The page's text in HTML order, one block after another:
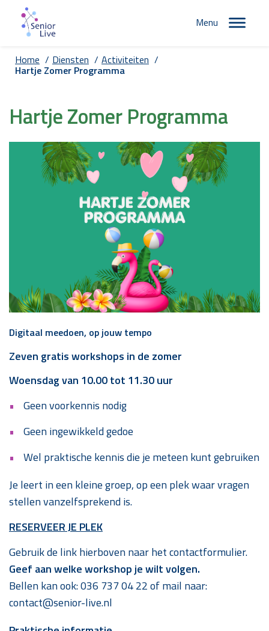
Menu
Home / Diensten / Activiteiten /
Hartje Zomer Programma
Hartje Zomer Programma
Digitaal meedoen, op jouw tempo
Zeven gratis workshops in de zomer
Woensdag van 10.00 tot 11.30 uur
Geen voorkennis nodig
Geen ingewikkeld gedoe
Wel praktische kennis die je meteen kunt gebruiken
Je leert in een kleine groep, op een plek waar vragen
stellen vanzelfsprekend is.
RESERVEER JE PLEK
Gebruik de link hierboven naar het contactformulier.
Geef aan welke workshop je wilt volgen.
Bellen kan ook: 036 737 04 22 of mail naar:
contact@senior-live.nl